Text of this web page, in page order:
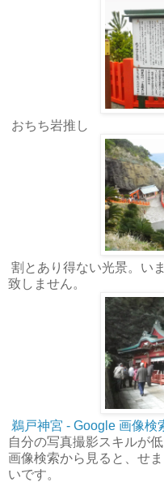
おちち岩推し
割とあり得ない光景。い
致しません。
鵜戸神宮 - Google 画像検
自分の写真撮影スキルが
画像検索から見ると、せ
いです。